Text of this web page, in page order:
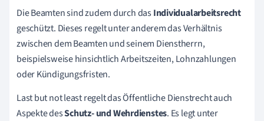
Die Beamten sind zudem durch dasIndividualarbeitsrecht
geschützt. Dieses regelt unter anderem das Verhältnis
zwischen dem Beamten und seinem Dienstherrn,
beispielsweise hinsichtlich Arbeitszeiten, Lohnzahlungen
oder Kündigungsfristen.
Last but not least regelt das Öffentliche Dienstrecht auch
Aspekte desSchutz- und Wehrdienstes. Es legt unter